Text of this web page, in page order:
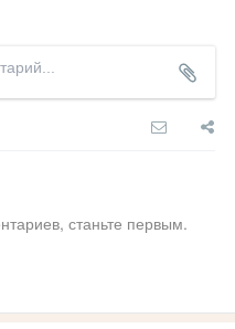
станьте первым.